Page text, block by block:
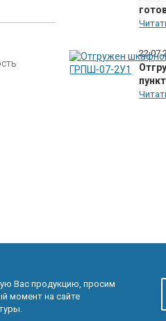
Вас продукцию, просим
момент на сайте